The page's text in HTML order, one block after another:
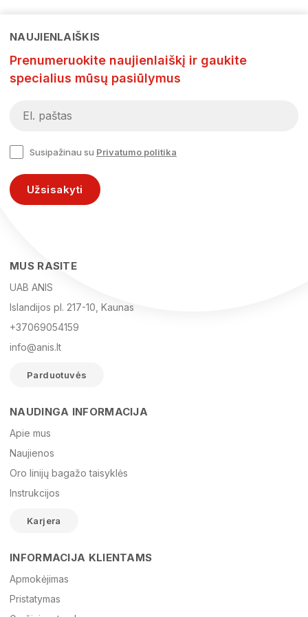
El. paštas
Žinutė
NAUJIENLAIŠKIS
Prenumeruokite naujienlaiškį ir gaukite
specialius mūsų pasiūlymus
Susipažinau su Privatumo politika
Užsisakyti
MUS RASITE
UAB ANIS
Islandijos pl. 217-10, Kaunas
+37069054159
info@anis.lt
Parduotuvės
NAUDINGA INFORMACIJA
Apie mus
Naujienos
Oro linijų bagažo taisyklės
Instrukcijos
Karjera
INFORMACIJA KLIENTAMS
Apmokėjimas
Pristatymas